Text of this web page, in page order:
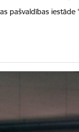
pašvaldības